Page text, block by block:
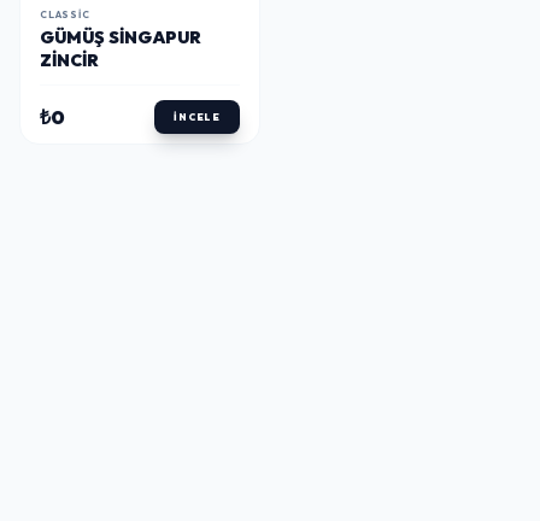
CLASSIC
GÜMÜŞ SINGAPUR
ZINCIR
₺0 İNCELE